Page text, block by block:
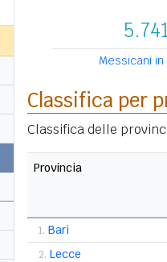
5.741
Messicani
Classifica per
Classifica delle
Provincia
1. Bari
2. Lecce